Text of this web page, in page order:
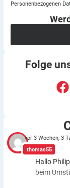
Personenbezogenen
Folge
thomas55
vor 3 Wochen, 3
Hallo
beim